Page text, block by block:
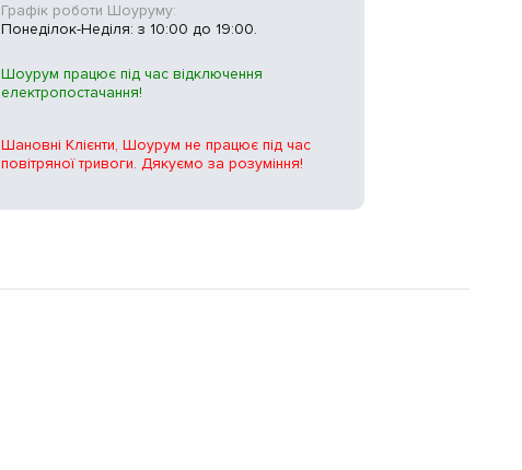
Графік роботи Шоуруму:
Понеділок-Неділя: з 10:00 до 19:00.
Шоурум працює під час відключення
електропостачання!
Шановні Клієнти, Шоурум не працює під час
повітряної тривоги. Дякуємо за розуміння!